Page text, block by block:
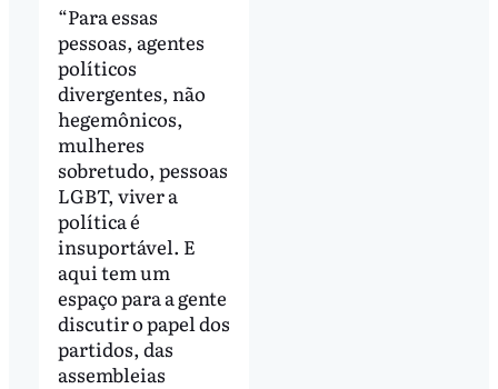
“Para essas
pessoas, agentes
políticos
divergentes, não
hegemônicos,
mulheres
sobretudo, pessoas
LGBT, viver a
política é
insuportável. E
aqui tem um
espaço para a gente
discutir o papel dos
partidos, das
assembleias